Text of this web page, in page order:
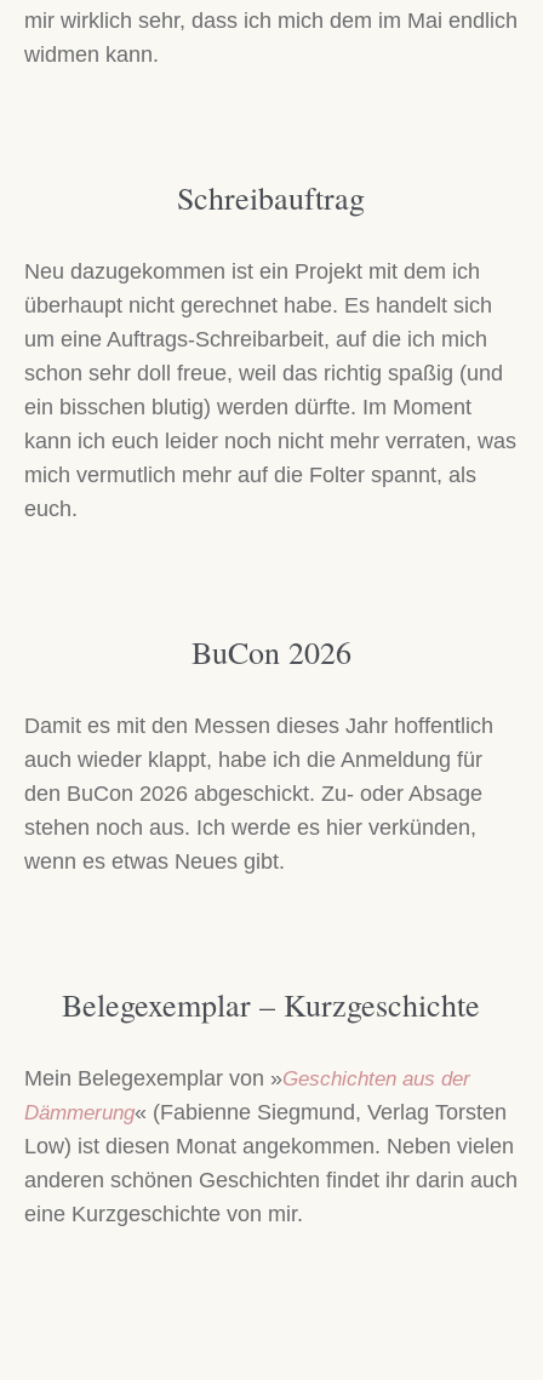
mir wirklich sehr, dass ich mich dem im Mai endlich
widmen kann.
Schreibauftrag
Neu dazugekommen ist ein Projekt mit dem ich
überhaupt nicht gerechnet habe. Es handelt sich
um eine Auftrags-Schreibarbeit, auf die ich mich
schon sehr doll freue, weil das richtig spaßig (und
ein bisschen blutig) werden dürfte. Im Moment
kann ich euch leider noch nicht mehr verraten, was
mich vermutlich mehr auf die Folter spannt, als
euch.
BuCon 2026
Damit es mit den Messen dieses Jahr hoffentlich
auch wieder klappt, habe ich die Anmeldung für
den BuCon 2026 abgeschickt. Zu- oder Absage
stehen noch aus. Ich werde es hier verkünden,
wenn es etwas Neues gibt.
Belegexemplar – Kurzgeschichte
Mein Belegexemplar von »Geschichten aus der
Dämmerung« (Fabienne Siegmund, Verlag Torsten
Low) ist diesen Monat angekommen. Neben vielen
anderen schönen Geschichten findet ihr darin auch
eine Kurzgeschichte von mir.